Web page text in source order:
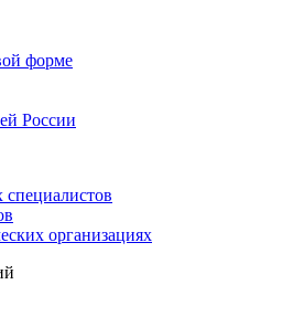
форме
России
организациях